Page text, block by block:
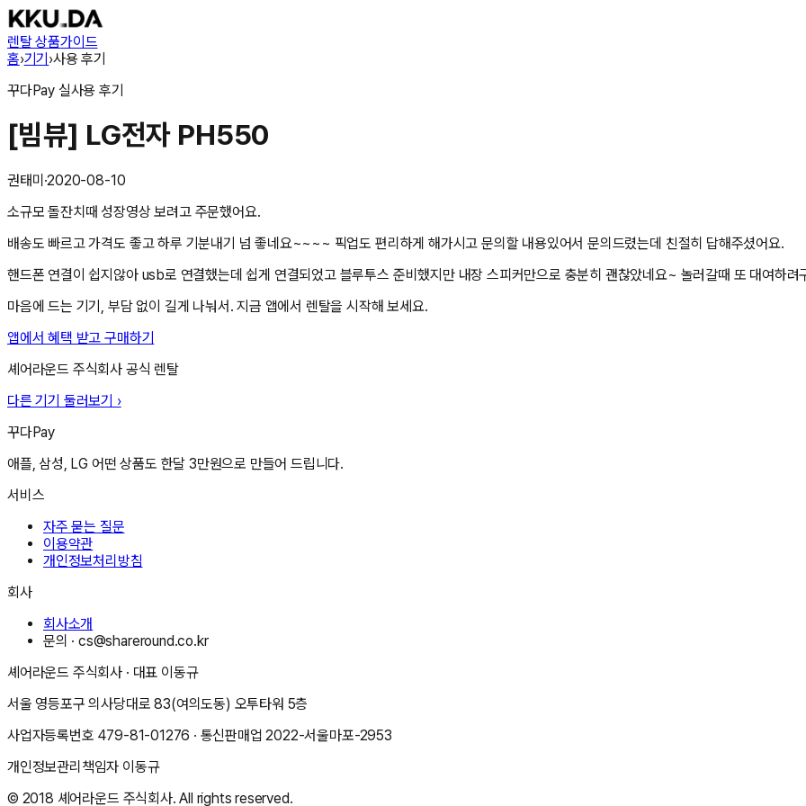
렌탈 상품가이드
홈›기기›사용 후기
꾸다Pay 실사용 후기
[빔뷰] LG전자 PH550
권태미 ·2020-08-10
소규모 돌잔치때 성장영상 보려고 주문했어요.
배송도 빠르고 가격도 좋고 하루 기분내기 넘 좋네요~~~~ 픽업도 편리하게 해가시고 문의할 내용있어서 문의드렸는데 친절히 답해주셨어요.
핸드폰 연결이 쉽지않아 usb로 연결했는데 쉽게 연결되었고 블루투스 준비했지만 내장 스피커만으로 충분히 괜찮았네요~ 놀러갈때 또 대여하려
마음에 드는 기기, 부담 없이 길게 나눠서. 지금 앱에서 렌탈을 시작해 보세요.
앱에서 혜택 받고 구매하기
셰어라운드 주식회사 공식 렌탈
다른 기기 둘러보기 ›
꾸다Pay
애플, 삼성, LG 어떤 상품도 한달 3만원으로 만들어 드립니다.
서비스
자주 묻는 질문
이용약관
개인정보처리방침
회사
회사소개
문의 ·cs@shareround.co.kr
셰어라운드 주식회사 · 대표 이동규
서울 영등포구 의사당대로 83(여의도동) 오투타워 5층
사업자등록번호 479-81-01276 · 통신판매업2022-서울마포-2953
개인정보관리책임자 이동규
© 2018 셰어라운드 주식회사. All rights reserved.